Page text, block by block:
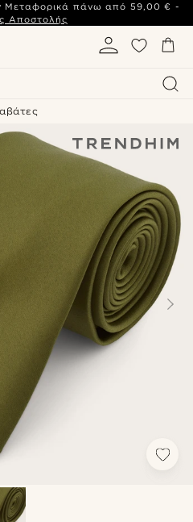
Μεταφορικά πάνω από 59,00 € -
Αποστολής